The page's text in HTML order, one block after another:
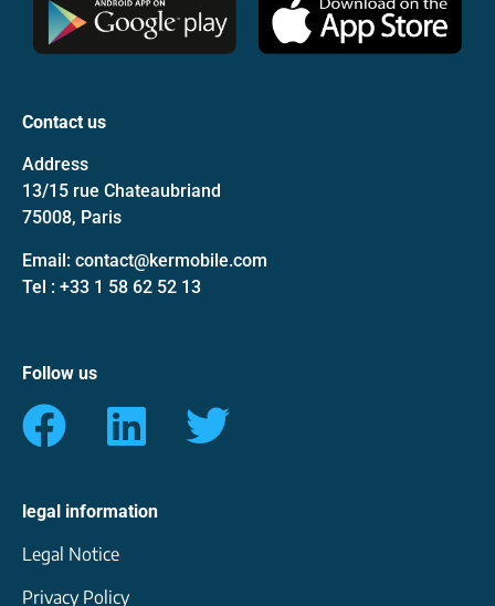
Contact us
Address
13/15 rue Chateaubriand
75008, Paris
Email: contact@kermobile.com
Tel : +33 1 58 62 52 13
Follow us
legal information
Legal Notice
Privacy Policy